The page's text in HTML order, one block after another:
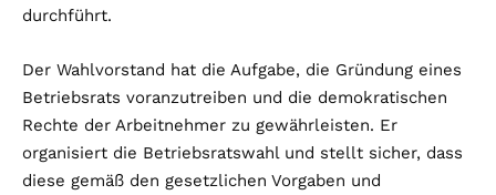
durchführt.
Der Wahlvorstand hat die Aufgabe, die Gründung eines
Betriebsrats voranzutreiben und die demokratischen
Rechte der Arbeitnehmer zu gewährleisten. Er
organisiert die Betriebsratswahl und stellt sicher, dass
diese gemäß den gesetzlichen Vorgaben und